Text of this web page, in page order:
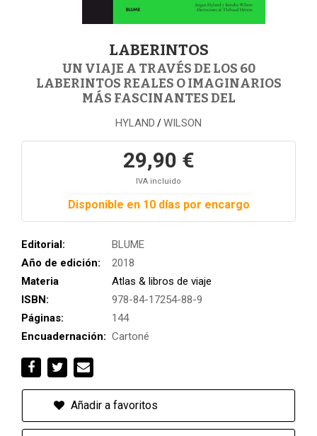
LABERINTOS
UN VIAJE A TRAVÉS DE LOS 60
LABERINTOS REALES O IMAGINARIOS
MÁS FASCINANTES DEL
HYLAND /WILSON
29,90 €
IVA incluido
Disponible en 10 días por encargo
Editorial:
BLUME
Año de edición:
2018
Materia
Atlas & libros de viaje
ISBN:
978-84-17254-88-9
Páginas:
144
Encuadernación: Cartoné
Añadir a favoritos